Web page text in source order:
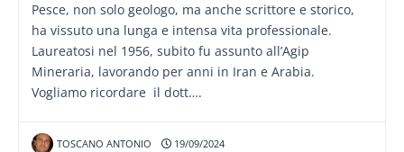
Pesce, non solo geologo, ma anche scrittore e storico,
ha vissuto una lunga e intensa vita professionale.
Laureatosi nel 1956, subito fu assunto all’Agip
Mineraria, lavorando per anni in Iran e Arabia.
Vogliamo ricordare il dott….
TOSCANO ANTONIO 19/09/2024